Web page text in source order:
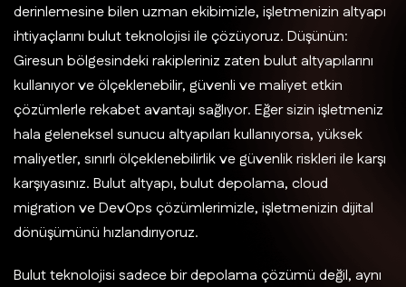
derinlemesine bilen uzman ekibimizle, işletmenizin altyapı
ihtiyaçlarını bulut teknolojisi ile çözüyoruz. Düşünün:
Giresun bölgesindeki rakipleriniz zaten bulut altyapılarını
kullanıyor ve ölçeklenebilir, güvenli ve maliyet etkin
çözümlerle rekabet avantajı sağlıyor. Eğer sizin işletmeniz
hala geleneksel sunucu altyapıları kullanıyorsa, yüksek
maliyetler, sınırlı ölçeklenebilirlik ve güvenlik riskleri ile karşı
karşıyasınız. Bulut altyapı, bulut depolama, cloud
migration ve DevOps çözümlerimizle, işletmenizin dijital
dönüşümünü hızlandırıyoruz.
Bulut teknolojisi sadece bir depolama çözümü değil, aynı